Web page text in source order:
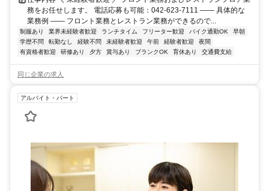
務をお任せします。 電話応募も可能：042-623-7111 ―― 具体的な
業務例 ―― フロント業務とレストラン業務ができるので...
制服あり 業界未経験者歓迎 ランチタイム フリーター歓迎 バイク通勤OK
早朝
学歴不問
転勤なし 経験不問 未経験者歓迎 午前 経験者歓迎
夜間
有資格者歓迎
研修あり 夕方 賞与あり ブランクOK 育休あり 交通費支給
同じ企業の求人
アルバイト・パート